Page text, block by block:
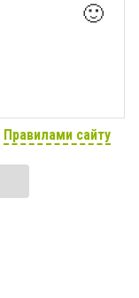
🙂
Правилами сайту